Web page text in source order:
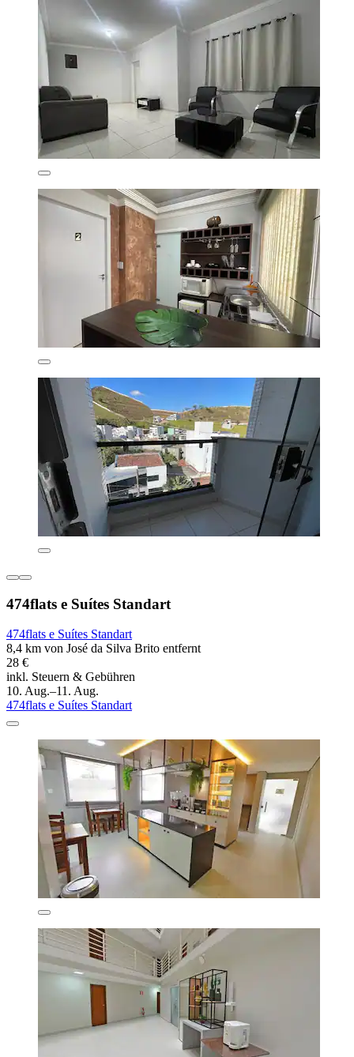
474flats e Suítes Standart
474flats e Suítes Standart
8,4 km von José da Silva Brito entfernt
28 €
inkl. Steuern & Gebühren
10. Aug.–11. Aug.
474flats e Suítes Standart